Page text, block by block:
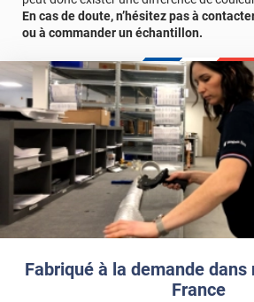
Fabriqué à la demande
France
gratuit.
En cas de doute, n’hésitez pas à
ou à commander un échantillon.